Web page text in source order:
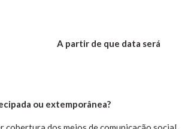
A partir de que data será
ou extemporânea?